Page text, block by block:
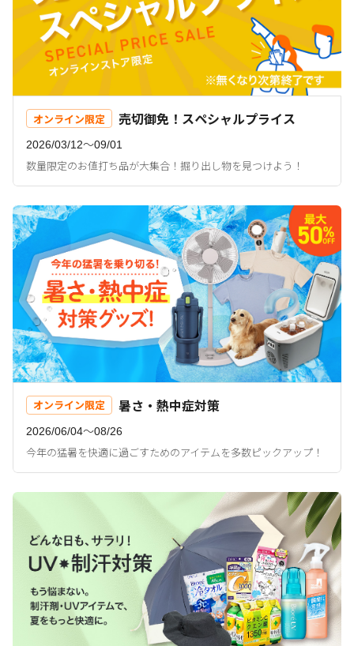
オンライン限定 売切御免！スペシャルプライス
2026/03/12〜09/01
数量限定のお値打ち品が大集合！掘り出し物を見つけよう！
オンライン限定 暑さ・熱中症対策
2026/06/04〜08/26
今年の猛暑を快適に過ごすためのアイテムを多数ピックアップ！